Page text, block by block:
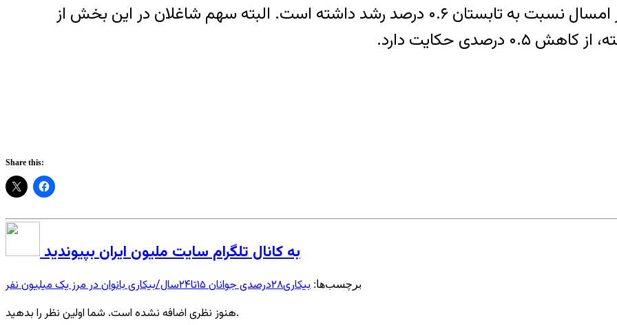
همچنین سهم شاغلان در بخش خدمات در پاییز امسال نسبت به تابستان ۰.۶ درصد رشد داشته است. البته سهم شاغلان در این بخش از
حکایت دارد.
Share this:
به کانال تلگرام سایت ملیون ایران بپیوندید
برچسب‌ها: بیکاری۲۸درصدی جوانان ۱۵تا۲۴سال/بیکاری بانوان در مرز یک میلیون نفر
هنوز نظری اضافه نشده است. شما اولین نظر را بدهید.